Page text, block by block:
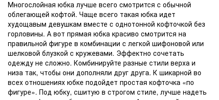
Многослойная юбка лучше всего смотрится с обычной
облегающей кофтой. Чаще всего такая юбка идет
худощавым девушкам вместе с однотонной кофточкой без
горловины. А вот прямая юбка красиво смотрится на
правильной фигуре в комбинации с легкой шифоновой или
шелковой блузкой с кружевами. Эффектно сочетать
одежду не сложно. Комбинируйте разные стили верха и
низа так, чтобы они дополняли друг друга. К шикарной во
всех отношениях юбке подойдет простая кофточка «по
фигуре». Под юбку, сшитую в строгом стиле, лучше надеть